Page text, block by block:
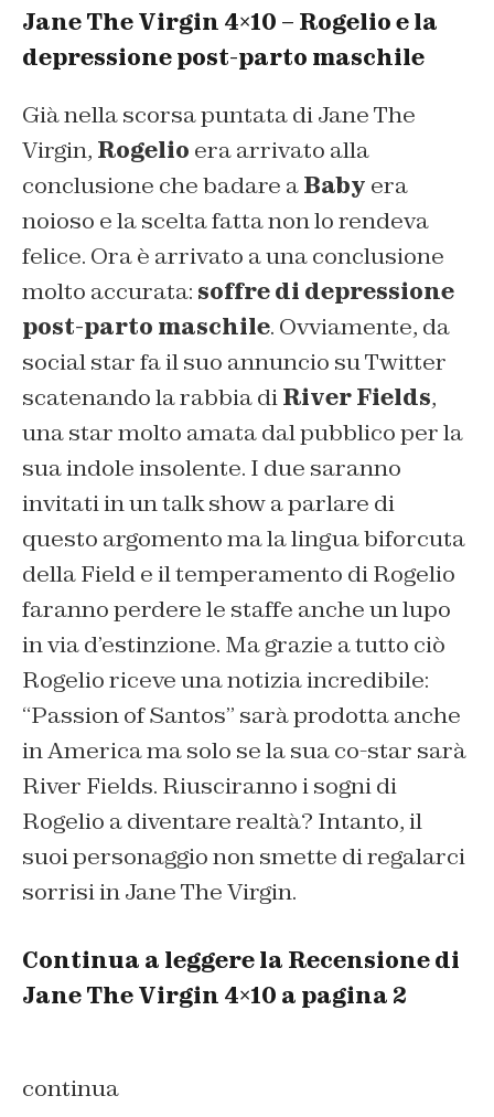
Jane The Virgin 4×10 – Rogelio e la
depressione post-parto maschile
Già nella scorsa puntata di Jane The
Virgin, Rogelio era arrivato alla
conclusione che badare aBaby era
noioso e la scelta fatta non lo rendeva
felice. Ora è arrivato a una conclusione
molto accurata: soffre di depressione
post-parto maschile. Ovviamente, da
social star fa il suo annuncio su Twitter
scatenando la rabbia diRiver Fields,
una star molto amata dal pubblico per la
sua indole insolente. I due saranno
invitati in un talk show a parlare di
questo argomento ma la lingua biforcuta
della Field e il temperamento di Rogelio
faranno perdere le staffe anche un lupo
in via d’estinzione. Ma grazie a tutto ciò
Rogelio riceve una notizia incredibile:
“Passion of Santos” sarà prodotta anche
in America ma solo se la sua co-star sarà
River Fields. Riusciranno i sogni di
Rogelio a diventare realtà? Intanto, il
suoi personaggio non smette di regalarci
sorrisi in Jane The Virgin.
Continua a leggere la Recensione di
Jane The Virgin 4×10 a pagina 2
continua